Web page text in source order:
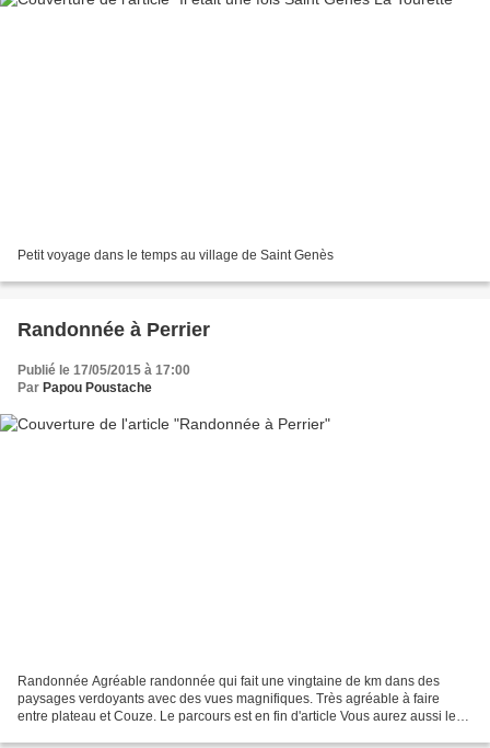
Petit voyage dans le temps au village de Saint Genès
Randonnée à Perrier
Publié le 17/05/2015 à 17:00
Par Papou Poustache
Randonnée Agréable randonnée qui fait une vingtaine de km dans des
paysages verdoyants avec des vues magnifiques. Très agréable à faire
entre plateau et Couze. Le parcours est en fin d'article Vous aurez aussi le